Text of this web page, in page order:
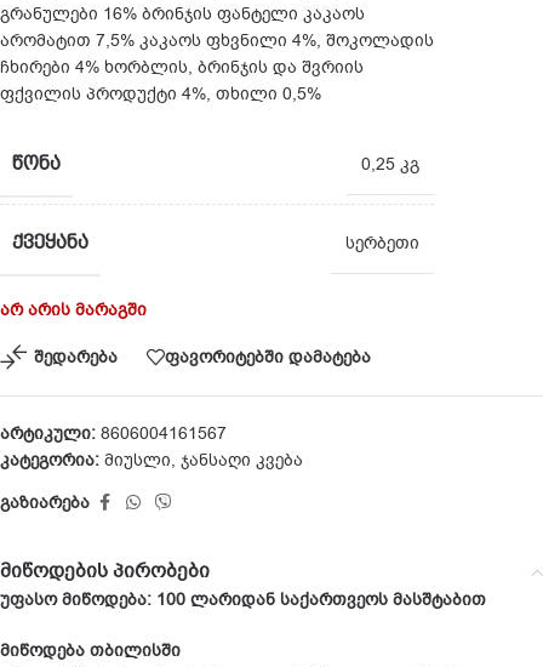
გრანულები 16% ბრინჯის ფანტელი კაკაოს
არომატით 7,5% კაკაოს ფხვნილი 4%, შოკოლადის
ჩხირები 4% ხორბლის, ბრინჯის და შვრიის
ფქვილის პროდუქტი 4%, თხილი 0,5%
ᲬᲝᲜᲐ 0,25 კგ
ᲥᲕᲔᲧᲐᲜᲐ სერბეთი
არ არის მარაგში
შედარება ფავორიტებში დამატება
არტიკული: 8606004161567
კატეგორია: მიუსლი, ჯანსაღი კვება
გაზიარება
მიწოდების პირობები
უფასო მიწოდება: 100 ლარიდან საქართვეოს მასშტაბით
მიწოდება თბილისში